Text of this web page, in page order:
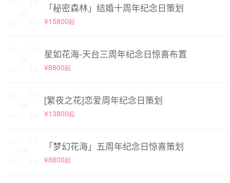
「秘密森林」结婚十周年纪念日策划
¥15800起
星如花海-天台三周年纪念日惊喜布置
¥8800起
[繁夜之花]恋爱周年纪念日策划
¥13800起
「梦幻花海」五周年纪念日惊喜策划
¥8800起